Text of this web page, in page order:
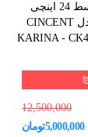
چمدان سایز متوسط 24 اینچی
سینسنت کارینا مدل CINCENT
KARINA -
12,500,000
5,000,000تومان